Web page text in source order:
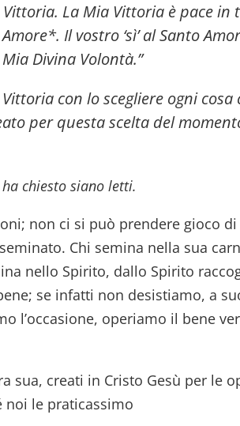
La Mia Vittoria è pace in
Il vostro ‘sì’ al Santo
Divina Volontà.”
con lo scegliere ogni cosa
per questa scelta del
chiesto siano letti.
non ci si può prendere gioco di
Chi semina nella sua
nello Spirito, dallo Spirito
se infatti non desistiamo, a
l’occasione, operiamo il bene
sua, creati in Cristo Gesù per le
noi le praticassimo